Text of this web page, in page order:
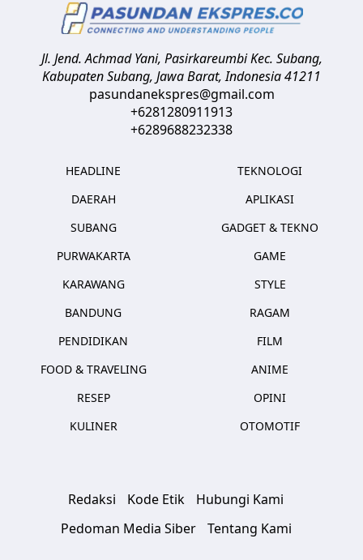
Jl. Jend. Achmad Yani, Pasirkareumbi Kec. Subang,
Kabupaten Subang, Jawa Barat,Indonesia41211
pasundanekspres@gmail.com
+6281280911913
+6289688232338
HEADLINE
DAERAH
SUBANG
PURWAKARTA
KARAWANG
BANDUNG
PENDIDIKAN
FOOD & TRAVELING
RESEP
KULINER
TEKNOLOGI
APLIKASI
GADGET & TEKNO
GAME
STYLE
RAGAM
FILM
ANIME
OPINI
OTOMOTIF
Redaksi Kode Etik
Hubungi Kami
Pedoman Media Siber
Tentang Kami